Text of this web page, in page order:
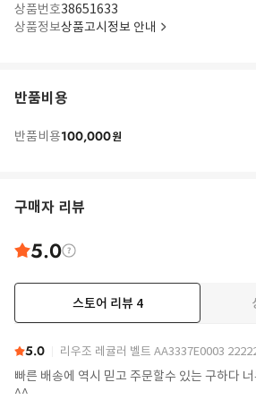
상품번호38651633
상품정보상품고시정보 안내
반품비용
반품비용100,000원
구매자 리뷰
5.0
스토어 리뷰 4
5.0 리우조 레귤러 벨트 AA3337E0003
빠른 배송에 역시 믿고 주문할수 있는 구하다
^^